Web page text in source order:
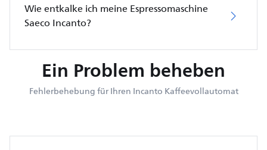
Wie entkalke ich meine Espressomaschine
Saeco Incanto?
Ein Problem beheben
Fehlerbehebung für Ihren Incanto Kaffeevollautomat